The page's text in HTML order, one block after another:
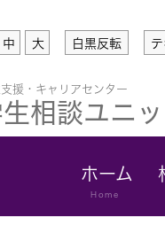
中 大 白黒反転
援・キャリアセンター
相談ユニッ
ホーム
Home